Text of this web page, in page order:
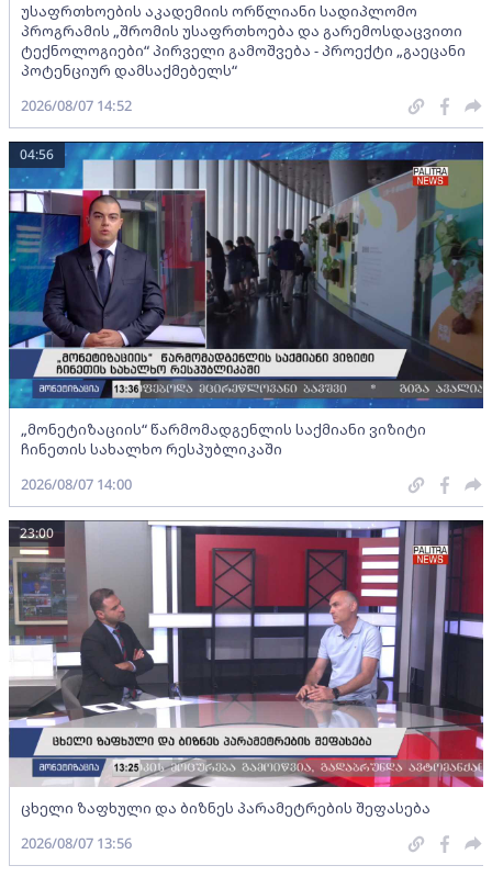
უსაფრთხოების აკადემიის ორწლიანი სადიპლომო
პროგრამის „შრომის უსაფრთხოება და გარემოსდაცვითი
ტექნოლოგიები“ პირველი გამოშვება - პროექტი „გაეცანი
პოტენციურ დამსაქმებელს“
2026/08/07 14:52
„მონეტიზაციის“ წარმომადგენლის საქმიანი ვიზიტი
ჩინეთის სახალხო რესპუბლიკაში
04:56
2026/08/07 14:00
ცხელი ზაფხული და ბიზნეს პარამეტრების შეფასება
23:00
2026/08/07 13:56